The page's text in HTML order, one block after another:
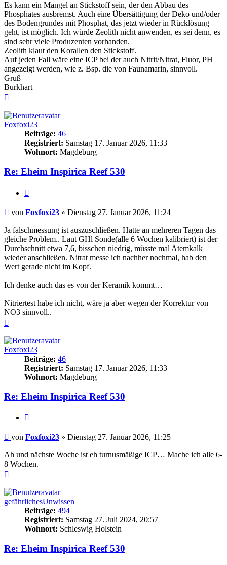
Es kann ein Mangel an Stickstoff sein, der den Abbau des
Phosphates ausbremst. Auch eine Übersättigung der Deko und/oder
des Bodengrundes mit Phosphat, das jetzt wieder in Rücklösung
geht, ist möglich. Ich würde Zeolith nicht anwenden, es sei denn, es
sind sehr viele Produzenten vorhanden.
Zeolith klaut den Korallen den Stickstoff.
Auf jeden Fall wäre eine ICP bei der auch Nitrit/Nitrat, Fluor, PH
angezeigt werden, wie z. Bsp. die von Faunamarin, sinnvoll.
Gruß
Burkhart
Foxfoxi23
Beiträge: 46
Registriert: Samstag 17. Januar 2026, 11:33
Wohnort: Magdeburg
Re: Eheim Inspirica Reef 530
Beitrag
von Foxfoxi23 » Dienstag 27. Januar 2026, 11:24
Ja falschmessung ist auszuschließen. Hatte an mehreren Tagen das
gleiche Problem.. Laut GHl Sonde(alle 6 Wochen kalibriert) ist der
Durchschnitt etwa 7,6, bisschen niedrig, müsste mal Atemkalk
wieder anschließen. Nitrat messe ich nachher nochmal, hab den
Wert gerade nicht im Kopf.
Ich denke auch das es von der Keramik kommt…
Nitriertest habe ich nicht, wäre ja aber wegen der Korrektur von
NO3 sinnvoll..
Foxfoxi23
Beiträge: 46
Registriert: Samstag 17. Januar 2026, 11:33
Wohnort: Magdeburg
Re: Eheim Inspirica Reef 530
Beitrag
von Foxfoxi23 » Dienstag 27. Januar 2026, 11:25
Ah und nächste Woche ist eh turnusmäßige ICP… Mache ich alle 6-
8 Wochen.
gefährlichesUnwissen
Beiträge: 494
Registriert: Samstag 27. Juli 2024, 20:57
Wohnort: Schleswig Holstein
Re: Eheim Inspirica Reef 530